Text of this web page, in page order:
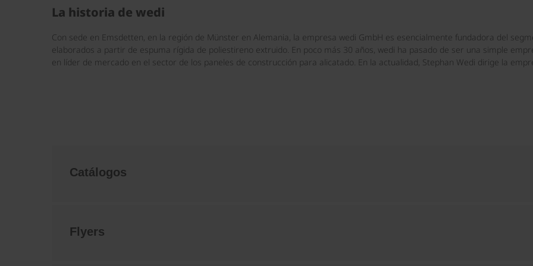
La historia de wedi
Con sede en Emsdetten, en la región de Münster en Alemania, la empresa wedi GmbH es esencialmente fundadora del
elaborados a partir de espuma rígida de poliestireno extruido. En poco más 30 años, wedi ha pasado de ser una simple
en líder de mercado en el sector de los paneles de construcción para alicatado. En la actualidad, Stephan Wedi dirige la
Catálogos
Flyers